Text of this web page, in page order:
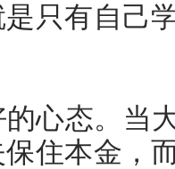
只有自己
心态。当
住本金，